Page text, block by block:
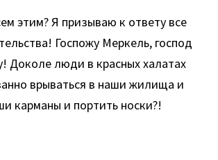
этим? Я призываю к ответу все
Госпожу Меркель, господ
Доколе люди в красных халатах
врываться в наши жилища и
карманы и портить носки?!